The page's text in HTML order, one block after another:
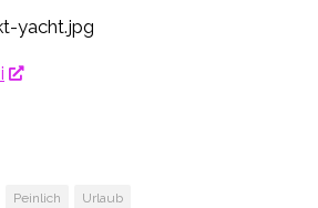
Peinlich Urlaub